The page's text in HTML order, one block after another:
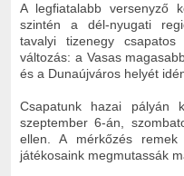
A legfiatalabb versenyző
szintén a dél-nyugati
tavalyi tizenegy
változás: a Vasas
és a Dunaújváros helyét
Csapatunk hazai pályán
szeptember 6-án,
ellen. A mérkőzés
játékosaink megmutassák